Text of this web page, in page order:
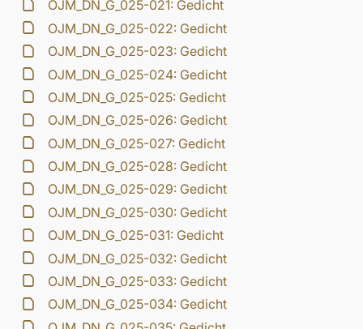
OJM_DN_G_025-021: Gedicht
OJM_DN_G_025-022: Gedicht
OJM_DN_G_025-023: Gedicht
OJM_DN_G_025-024: Gedicht
OJM_DN_G_025-025: Gedicht
OJM_DN_G_025-026: Gedicht
OJM_DN_G_025-027: Gedicht
OJM_DN_G_025-028: Gedicht
OJM_DN_G_025-029: Gedicht
OJM_DN_G_025-030: Gedicht
OJM_DN_G_025-031: Gedicht
OJM_DN_G_025-032: Gedicht
OJM_DN_G_025-033: Gedicht
OJM_DN_G_025-034: Gedicht